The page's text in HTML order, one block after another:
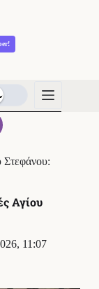
Στεφάνου:
Αγίου
11:07